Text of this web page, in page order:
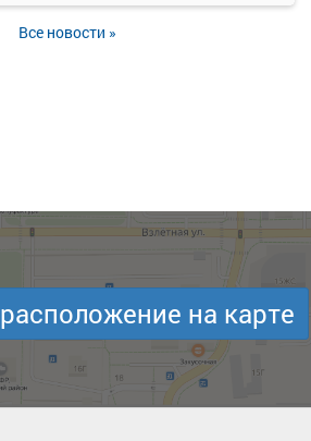
Все новости »
на карте